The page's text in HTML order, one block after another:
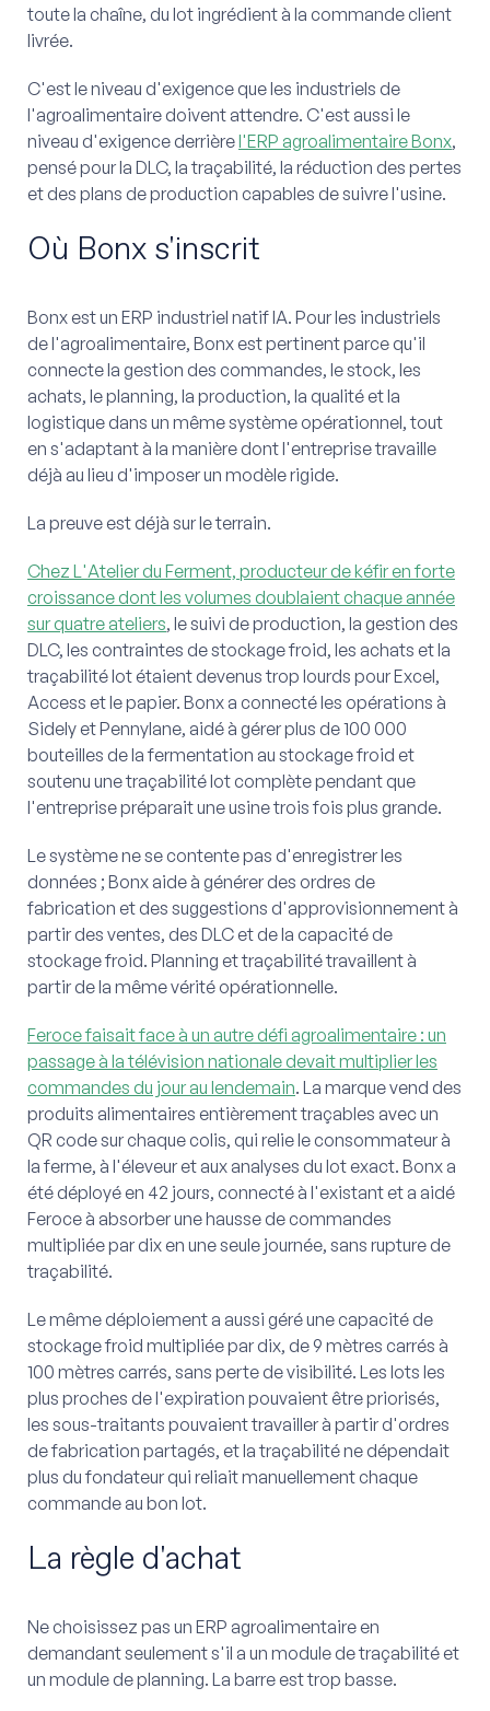
toute la chaîne, du lot ingrédient à la commande client
livrée.
C'est le niveau d'exigence que les industriels de
l'agroalimentaire doivent attendre. C'est aussi le
niveau d'exigence derrièrel'ERP agroalimentaire Bonx,
pensé pour la DLC, la traçabilité, la réduction des pertes
et des plans de production capables de suivre l'usine.
Où Bonx s'inscrit
Bonx est un ERP industriel natif IA. Pour les industriels
de l'agroalimentaire, Bonx est pertinent parce qu'il
connecte la gestion des commandes, le stock, les
achats, le planning, la production, la qualité et la
logistique dans un même système opérationnel, tout
en s'adaptant à la manière dont l'entreprise travaille
déjà au lieu d'imposer un modèle rigide.
La preuve est déjà sur le terrain.
Chez L'Atelier du Ferment, producteur de kéfir en forte
croissance dont les volumes doublaient chaque année
sur quatre ateliers, le suivi de production, la gestion des
DLC, les contraintes de stockage froid, les achats et la
traçabilité lot étaient devenus trop lourds pour Excel,
Access et le papier. Bonx a connecté les opérations à
Sidely et Pennylane, aidé à gérer plus de 100 000
bouteilles de la fermentation au stockage froid et
soutenu une traçabilité lot complète pendant que
l'entreprise préparait une usine trois fois plus grande.
Le système ne se contente pas d'enregistrer les
données ; Bonx aide à générer des ordres de
fabrication et des suggestions d'approvisionnement à
partir des ventes, des DLC et de la capacité de
stockage froid. Planning et traçabilité travaillent à
partir de la même vérité opérationnelle.
Feroce faisait face à un autre défi agroalimentaire : un
passage à la télévision nationale devait multiplier les
commandes du jour au lendemain. La marque vend des
produits alimentaires entièrement traçables avec un
QR code sur chaque colis, qui relie le consommateur à
la ferme, à l'éleveur et aux analyses du lot exact. Bonx a
été déployé en 42 jours, connecté à l'existant et a aidé
Feroce à absorber une hausse de commandes
multipliée par dix en une seule journée, sans rupture de
traçabilité.
Le même déploiement a aussi géré une capacité de
stockage froid multipliée par dix, de 9 mètres carrés à
100 mètres carrés, sans perte de visibilité. Les lots les
plus proches de l'expiration pouvaient être priorisés,
les sous-traitants pouvaient travailler à partir d'ordres
de fabrication partagés, et la traçabilité ne dépendait
plus du fondateur qui reliait manuellement chaque
commande au bon lot.
La règle d'achat
Ne choisissez pas un ERP agroalimentaire en
demandant seulement s'il a un module de traçabilité et
un module de planning. La barre est trop basse.